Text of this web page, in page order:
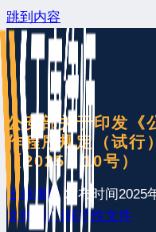
跳到内容
公安部关于印发《
作程序规定（试行
〔2025〕10号）
王康律师 发布时间2025
文件
部门规范性文件